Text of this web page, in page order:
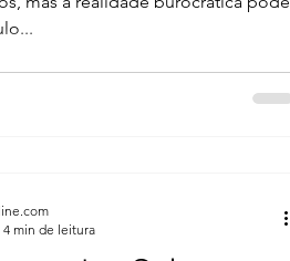
4 min de leitura